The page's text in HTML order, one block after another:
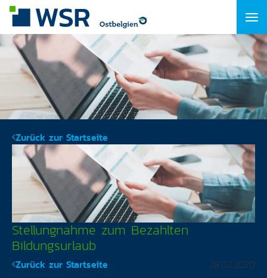
Zurück zur Startseite
Stellungnahme zum Bezahlten
Bildungsurlaub
Zurück zur Startseite 28.02.2020